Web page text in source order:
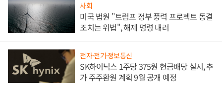
사회
미국 법원 "트럼프 정부 풍력 프로젝트 동결
조치는 위법", 해제 명령 내려
전자·전기·정보통신
SK하이닉스 1주당 375원 현금배당 실시, 추
가 주주환원 계획 9월 공개 예정